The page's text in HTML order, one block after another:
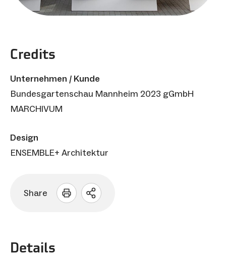
Credits
Unternehmen / Kunde
Bundesgartenschau Mannheim 2023 gGmbH
MARCHIVUM
Design
ENSEMBLE+ Architektur
Share
Sharing
Details